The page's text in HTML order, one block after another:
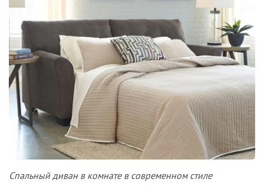
Спальный диван в комнате в современном стиле